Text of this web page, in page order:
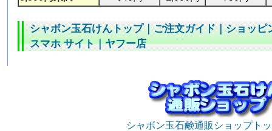
シャボン玉石けんトップ｜ご注文ガイド｜ショッピ
スマホ サイト｜ヤフー店
シャボン玉石鹸通販ショップト